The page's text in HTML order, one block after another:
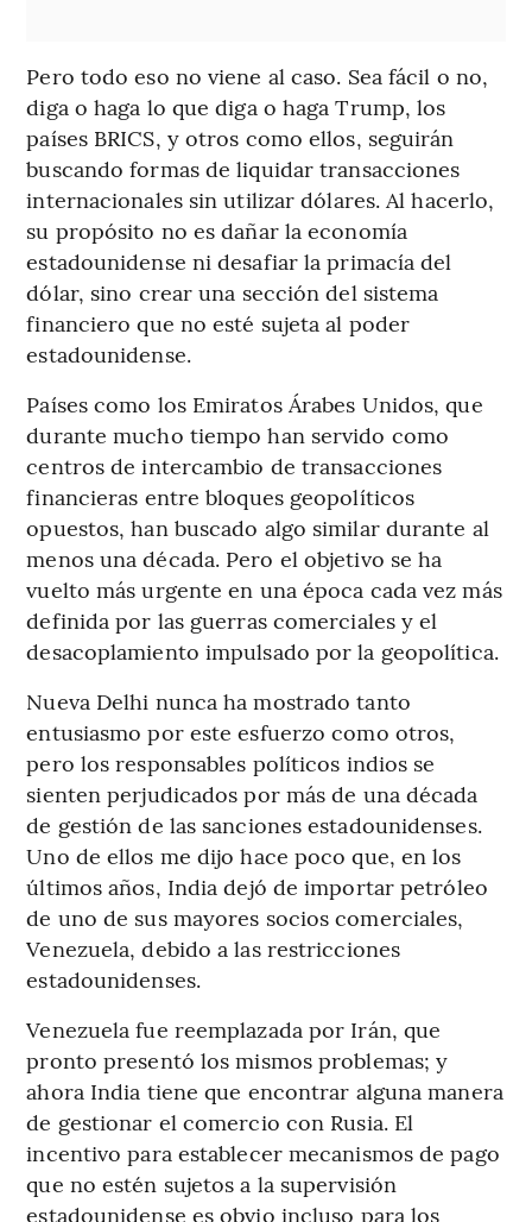
Pero todo eso no viene al caso. Sea fácil o no,
diga o haga lo que diga o haga Trump, los
países BRICS, y otros como ellos, seguirán
buscando formas de liquidar transacciones
internacionales sin utilizar dólares. Al hacerlo,
su propósito no es dañar la economía
estadounidense ni desafiar la primacía del
dólar, sino crear una sección del sistema
financiero que no esté sujeta al poder
estadounidense.
Países como los Emiratos Árabes Unidos, que
durante mucho tiempo han servido como
centros de intercambio de transacciones
financieras entre bloques geopolíticos
opuestos, han buscado algo similar durante al
menos una década. Pero el objetivo se ha
vuelto más urgente en una época cada vez más
definida por las guerras comerciales y el
desacoplamiento impulsado por la geopolítica.
Nueva Delhi nunca ha mostrado tanto
entusiasmo por este esfuerzo como otros,
pero los responsables políticos indios se
sienten perjudicados por más de una década
de gestión de las sanciones estadounidenses.
Uno de ellos me dijo hace poco que, en los
últimos años, India dejó de importar petróleo
de uno de sus mayores socios comerciales,
Venezuela, debido a las restricciones
estadounidenses.
Venezuela fue reemplazada por Irán, que
pronto presentó los mismos problemas; y
ahora India tiene que encontrar alguna manera
de gestionar el comercio con Rusia. El
incentivo para establecer mecanismos de pago
que no estén sujetos a la supervisión
estadounidense es obvio incluso para los